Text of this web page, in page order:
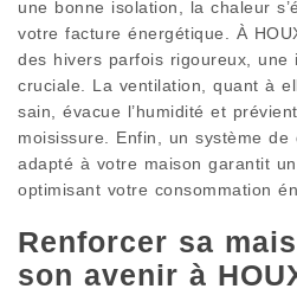
une bonne isolation, la chaleur
votre facture énergétique. À
des hivers parfois rigoureux, une
cruciale. La ventilation, quant à
sain, évacue l’humidité et
moisissure. Enfin, un système
adapté à votre maison garantit
optimisant votre consommation
Renforcer sa
son avenir à